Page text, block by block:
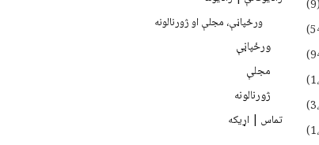
(9)
ورځپاڼې، مجلې او ژورنالونه
ورځپاڼې
مجلې
ژورنالونه
تماس | اړیکه